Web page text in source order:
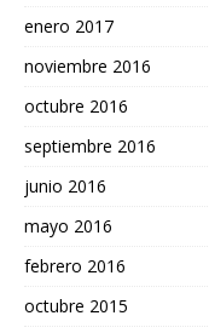
enero 2017
noviembre 2016
octubre 2016
septiembre 2016
junio 2016
mayo 2016
febrero 2016
octubre 2015